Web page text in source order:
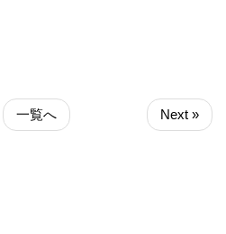
一覧へ Next »